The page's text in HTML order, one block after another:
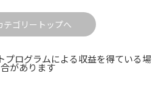
テゴリートップへ
プログラムによる収益を得ている場
合があります